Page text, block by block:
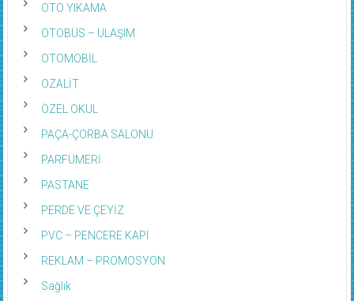
OTO YIKAMA
OTOBÜS – ULAŞIM
OTOMOBİL
OZALİT
ÖZEL OKUL
PAÇA-ÇORBA SALONU
PARFÜMERİ
PASTANE
PERDE VE ÇEYİZ
PVC – PENCERE KAPI
REKLAM – PROMOSYON
Sağlık